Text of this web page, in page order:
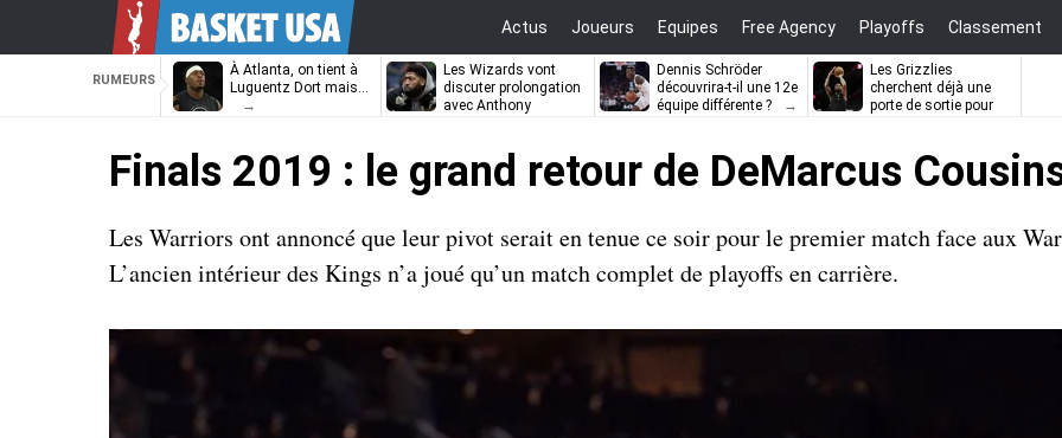
Actus Joueurs Equipes Free Agency Playoffs Classement
RUMEURS
À Atlanta, on tient à
Luguentz Dort mais…
Les Wizards vont
discuter prolongation
avec Anthony
Dennis Schröder
découvrira-t-il une 12e
équipe différente ?
Les Grizzlies
cherchent déjà une
porte de sortie pour
Finals 2019 : le grand retour de DeMarcus
Les Warriors ont annoncé que leur pivot serait en tenue ce soir pour le premier match face aux
L’ancien intérieur des Kings n’a joué qu’un match complet de playoffs en carrière.